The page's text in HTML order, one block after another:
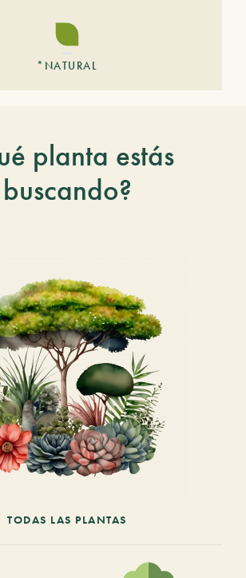
*NATURAL
planta estás
buscando?
TODAS LAS PLANTAS